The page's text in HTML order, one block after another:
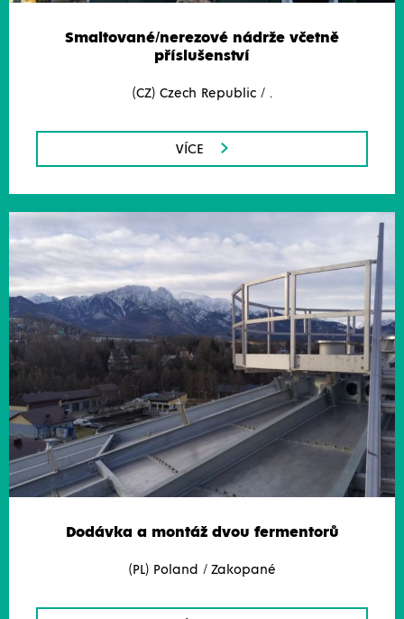
Smaltované/nerezové nádrže včetně
příslušenství
(CZ) Czech Republic / .
VÍCE
Dodávka a montáž dvou fermentorů
(PL) Poland / Zakopané